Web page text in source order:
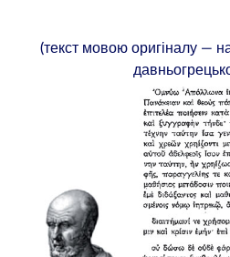
(текст мовою оригіналу — на